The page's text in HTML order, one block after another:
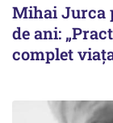
Mihai Jurca
de ani:
complet